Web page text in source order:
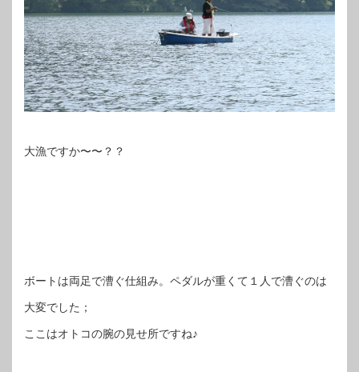
大漁ですか〜〜？？
ボートは両足で漕ぐ仕組み。ペダルが重くて１人で漕ぐのは
大変でした；
ここはオトコの腕の見せ所ですね♪